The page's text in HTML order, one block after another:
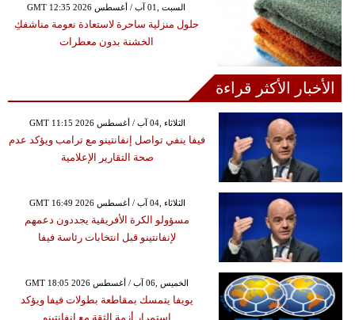
GMT 12:35 2026 السبت ,01 آب / أغسطس
حلول منزلية ساحرة لاستعادة نعومة مناشفكِ
الخشنة بدون معطرات
الأخبار الأكثر قراءة
GMT 11:15 2026 الثلاثاء ,04 آب / أغسطس
فيفا ينفي تواصل إنفانتينو مع ترامب ويؤكد عدم
صحة التقارير الإعلامية
GMT 16:49 2026 الثلاثاء ,04 آب / أغسطس
مسؤولو الكرة الأفريقية يجددون دعمهم
لإنفانتينو قبل انتخابات رئاسة فيفا
GMT 18:05 2026 الخميس ,06 آب / أغسطس
يويفا يتمسك بمقاطعة بطولات فيفا ويؤكد
استمرار أزمة الثقة مع إنفانتينو